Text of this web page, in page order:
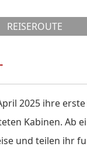
REISEROUTE
2025 ihre
Kabinen. Ab
und teilen ihr